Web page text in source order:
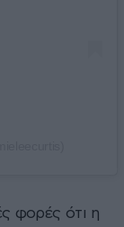
φορές ότι η